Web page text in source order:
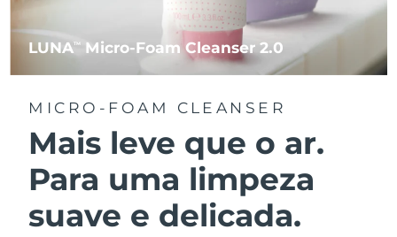
LUNATM Micro-Foam Cleanser 2.0
MICRO-FOAM CLEANSER
Mais leve que o ar.
Para uma limpeza
suave e delicada.